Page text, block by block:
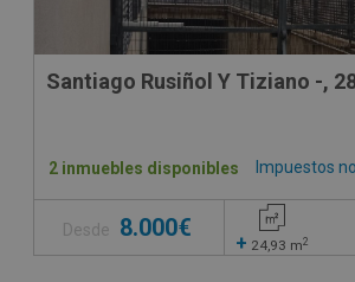
Santiago Rusiñol Y Tiziano -,
Impuestos
2 inmuebles disponibles
Desde 8.000€
+ 24,93 m2